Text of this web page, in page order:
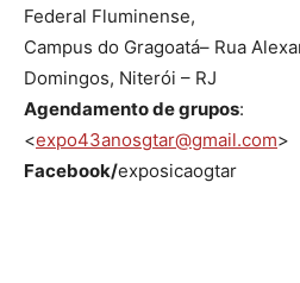
Federal Fluminense,
Campus do Gragoatá– Rua
Domingos, Niterói – RJ
Agendamento de grupos:
<expo43anosgtar@gmail.com>
Facebook/exposicaogtar